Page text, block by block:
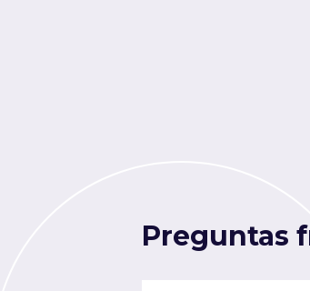
Preguntas